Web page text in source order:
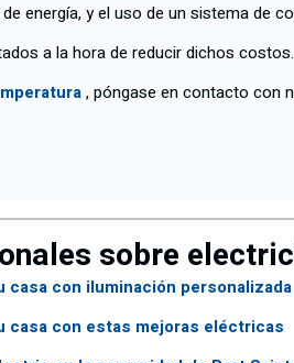
energía, y el uso de un sistema de
a la hora de reducir dichos
, póngase en contacto con
sobre
casa con iluminación personalizada
casa con estas mejoras eléctricas